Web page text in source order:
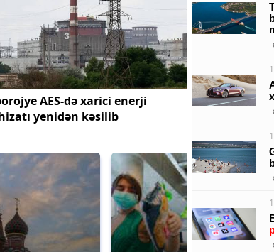
AES-də xarici enerji
yenidən kəsilib